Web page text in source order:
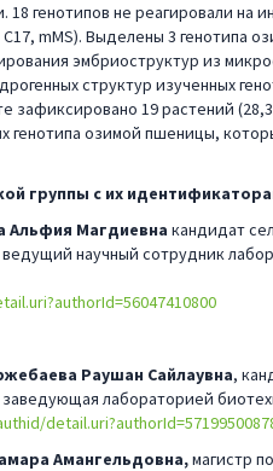
генотипов не реагировали на
mMS). Выделены 3 генотипа
эмбриоструктур из
структур изученных
зафиксировано 19 растений
генотипа озимой пшеницы,
группы с их
Альфия Магдиевна кандидат
научный сотрудник
Раушан Сайлаувна,
лабораторией
Амангельдовна,магистр